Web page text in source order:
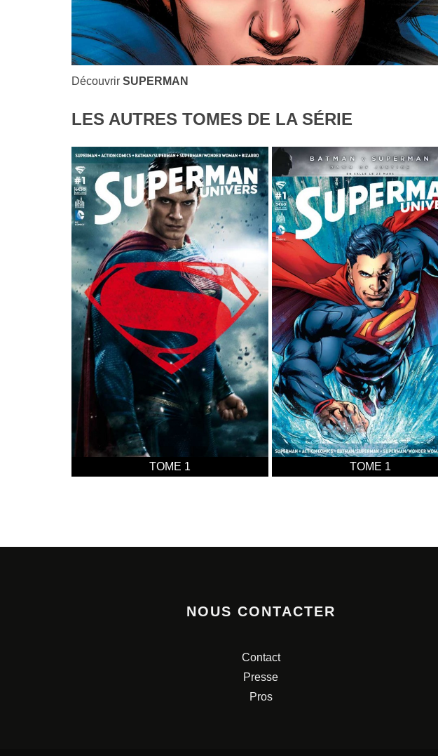
Découvrir SUPERMAN
LES AUTRES TOMES DE LA SÉRIE
TOME 1 TOME 1
NOUS CONTACTER
Contact
Presse
Pros